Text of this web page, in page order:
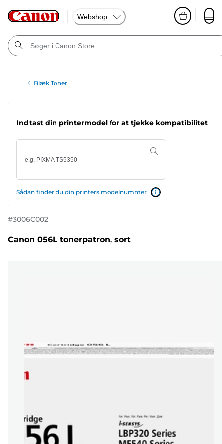
Webshop
Blæk Toner
Indtast din printermodel for at tjekke kompatibilitet
Sådan finder du din printers modelnummer
#3006C002
Canon 056L tonerpatron, sort